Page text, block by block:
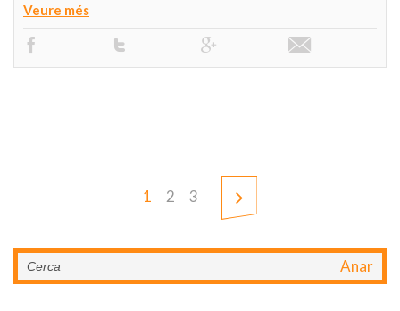
Veure més
1 2 3
Anar